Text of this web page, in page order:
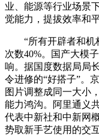
业、能源等行业场景
觉能力，提拔效率和
“所有开辟者和机
次数40%。国产大模
响。据国度数据局局
令进修的“好搭子”。
图片调整成同一大小
能力鸿沟。阿里通义
代表中新社和中新网
势取新手艺使用的交